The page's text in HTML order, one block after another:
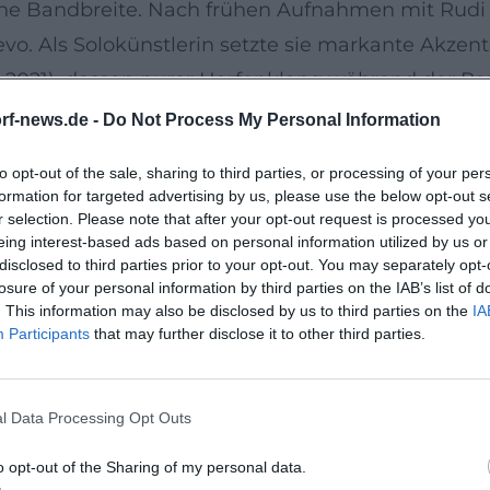
news.de - Do Not Process My Personal Information
opt-out of the sale, sharing to third parties, or processing of your
for targeted advertising by us, please use the below opt-out
selection. Please note that after your opt-out request is processed
interest-based ads based on personal information utilized by us
to third parties prior to your opt-out. You may separately
of your personal information by third parties on the IAB’s list of
This information may also be disclosed by us to third parties on the
Participants that may further disclose it to other third parties.
Data Processing Opt Outs
opt-out of the Sharing of my personal data.
Bandbreite. Nach frühen Aufnahmen mit
Als Solokünstlerin setzte sie markante
2021), dessen purer Harfenklang während der
Kosmos um die strahlende Klangfülle eines
steht die in leuchtenden Farben
Conant.
zudem das Duo-Album „Sherpa – acht Trails“
Nay und Duduk als farbige Akzente –
Produktionen zeigen eine stringente
Themen, stimmige Formverläufe und ein
Erzählerin
Harfe wird nicht nur begleitet, sondern steht
iberoamerikanischen Klangräumen und
lobt die Transparenz und Leichtigkeit dieser